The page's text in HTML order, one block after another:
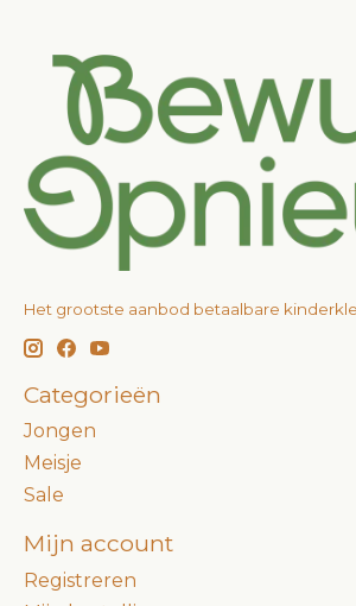
Het grootste aanbod betaalbare
Categorieën
Jongen
Meisje
Sale
Mijn account
Registreren